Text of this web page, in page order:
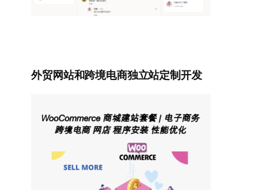
外贸网站和跨境电商独立站定制开发